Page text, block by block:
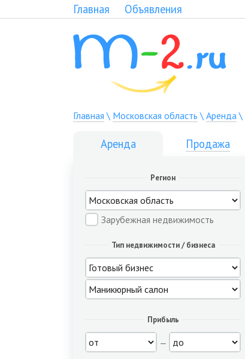
Главная Объявления
Главная \ Московская область \ Аренда\
Аренда Продажа
Регион
Зарубежная недвижимость
Тип недвижимости / бизнеса
Прибыль
—